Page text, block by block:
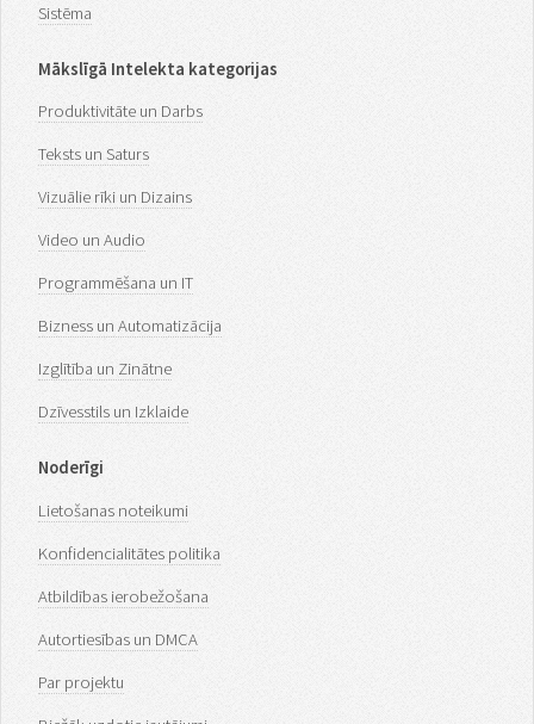
Sistēma
Mākslīgā Intelekta kategorijas
Produktivitāte un Darbs
Teksts un Saturs
Vizuālie rīki un Dizains
Video un Audio
Programmēšana un IT
Bizness un Automatizācija
Izglītība un Zinātne
Dzīvesstils un Izklaide
Noderīgi
Lietošanas noteikumi
Konfidencialitātes politika
Atbildības ierobežošana
Autortiesības un DMCA
Par projektu